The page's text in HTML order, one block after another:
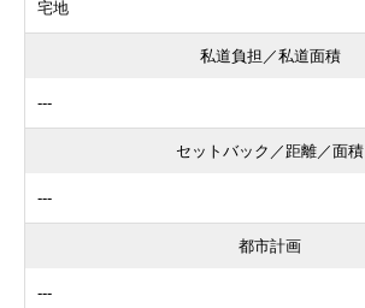
宅地
私道負担／私道面積
---
セットバック／距離／面積
---
都市計画
---